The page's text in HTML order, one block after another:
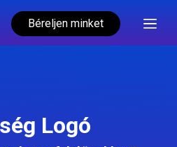
Béreljen minket
Logó